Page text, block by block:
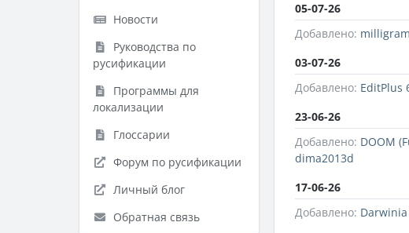
Новости
Руководства по
русификации
Программы для
локализации
Глоссарии
Форум по русификации
Личный блог
Обратная связь
05-07-26
Добавлено:
03-07-26
Добавлено: EditPlus
23-06-26
Добавлено: DOOM
dima2013d
17-06-26
Добавлено: